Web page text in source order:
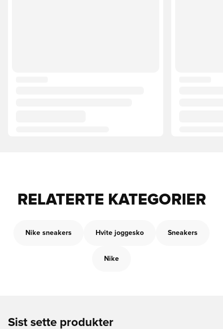
RELATERTE KATEGORIER
Nike sneakers Hvite joggesko Sneakers
Nike
Sist sette produkter